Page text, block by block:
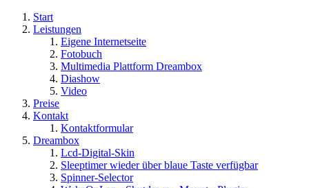
Start
Leistungen
Eigene Internetseite
Fotobuch
Multimedia Plattform Dreambox
Diashow
Video
Preise
Kontakt
Kontaktformular
Dreambox
Lcd-Digital-Skin
Sleeptimer wieder über blaue Taste verfügbar
Spinner-Selector